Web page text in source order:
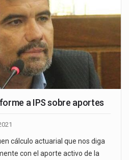
a IPS sobre aportes
cálculo actuarial que nos diga
con el aporte activo de la